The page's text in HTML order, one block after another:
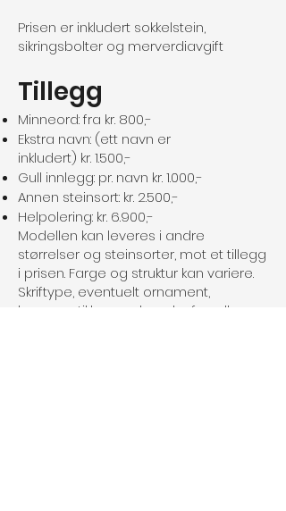
Prisen er inkludert sokkelstein,
sikringsbolter og merverdiavgift
Tillegg
Minneord: fra kr. 800,-
Ekstra navn: (ett navn er
inkludert) kr. 1.500,-
Gull innlegg: pr. navn kr. 1.000,-
Annen steinsort: kr. 2.500,-
Helpolering: kr. 6.900,-
Modellen kan leveres i andre
størrelser og steinsorter, mot et tillegg
i prisen. Farge og struktur kan variere.
Skriftype, eventuelt ornament,
bronseartikler o.s.v. kan sløyfes eller